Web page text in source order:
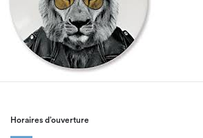
Horaires d’ouverture